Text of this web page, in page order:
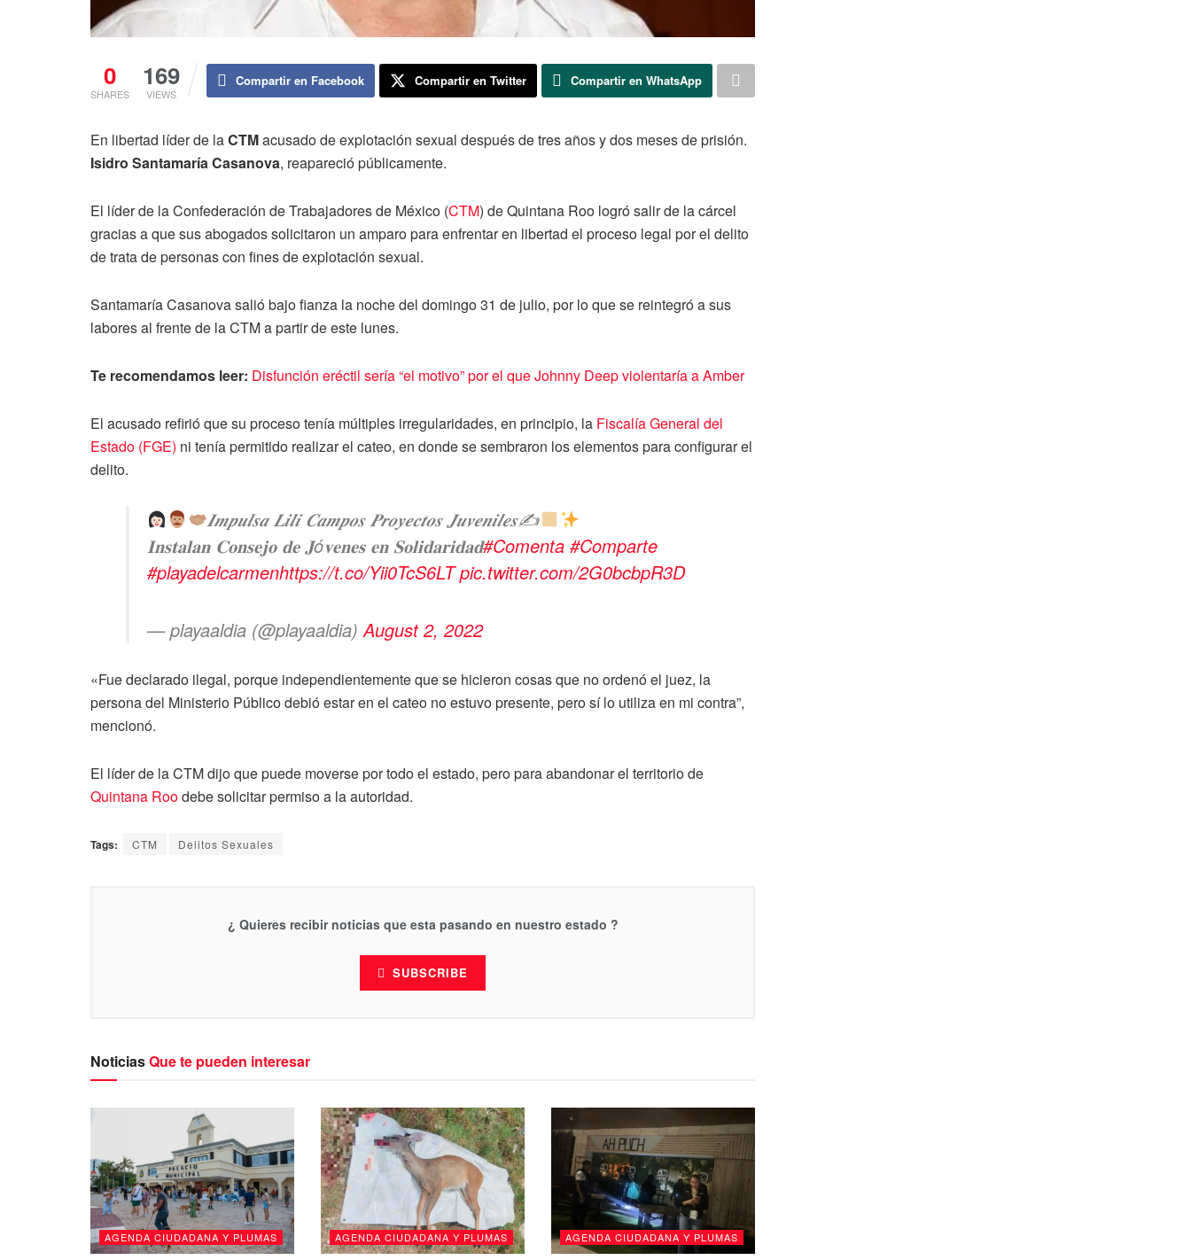
0
SHARES
169
VIEWS
Compartir en Facebook Compartir en Twitter Compartir en WhatsApp
En libertad líder de laCTMacusado de explotación sexual después de tres años y dos meses de prisión.
Isidro Santamaría Casanova, reapareció públicamente.
El líder de la Confederación de Trabajadores de México (CTM) de Quintana Roo logró salir de la cárcel
gracias a que sus abogados solicitaron un amparo para enfrentar en libertad el proceso legal por el delito
de trata de personas con fines de explotación sexual.
Santamaría Casanova salió bajo fianza la noche del domingo 31 de julio, por lo que se reintegró a sus
labores al frente de la CTM a partir de este lunes.
Te recomendamos leer: Disfunción eréctil sería “el motivo” por el que Johnny Deep violentaría a Amber
El acusado refirió que su proceso tenía múltiples irregularidades, en principio, la Fiscalía General del
Estado (FGE) ni tenía permitido realizar el cateo, en donde se sembraron los elementos para configurar el
delito.
𝑰𝒎𝒑𝒖𝒍𝒔𝒂 𝑳𝒊𝒍𝒊 𝑪𝒂𝒎𝒑𝒐𝒔 𝑷𝒓𝒐𝒚𝒆𝒄𝒕𝒐𝒔 𝑱𝒖𝒗𝒆𝒏𝒊𝒍𝒆𝒔✍
𝐈𝐧𝐬𝐭𝐚𝐥𝐚𝐧 𝐂𝐨𝐧𝐬𝐞𝐣𝐨 𝐝𝐞 𝐉ó𝐯𝐞𝐧𝐞𝐬 𝐞𝐧 𝐒𝐨𝐥𝐢𝐝𝐚𝐫𝐢𝐝𝐚𝐝#Comenta #Comparte
#playadelcarmenhttps://t.co/Yii0TcS6LT pic.twitter.com/2G0bcbpR3D
— playaaldia (@playaaldia) August 2, 2022
«Fue declarado ilegal, porque independientemente que se hicieron cosas que no ordenó el juez, la
persona del Ministerio Público debió estar en el cateo no estuvo presente, pero sí lo utiliza en mi contra”,
mencionó.
El líder de la CTM dijo que puede moverse por todo el estado, pero para abandonar el territorio de
Quintana Roodebe solicitar permiso a la autoridad.
Tags: CTM Delitos Sexuales
¿ Quieres recibir noticias que esta pasando en nuestro estado ?
SUBSCRIBE
NoticiasQue te pueden interesar
AGENDA CIUDADANA Y PLUMAS AGENDA CIUDADANA Y PLUMAS AGENDA CIUDADANA Y PLUMAS